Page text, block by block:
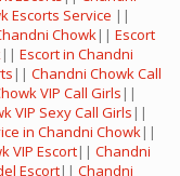
Escorts Service ||
Chowk|| Escort
|| Escort in Chandni
|| Chandni Chowk Call
VIP Call Girls ||
VIP Sexy Call Girls ||
in Chandni Chowk||
VIP Escort|| Chandni
Escort|| Chandni